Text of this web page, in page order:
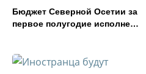
Бюджет Северной Осетии за
первое полугодие исполнен